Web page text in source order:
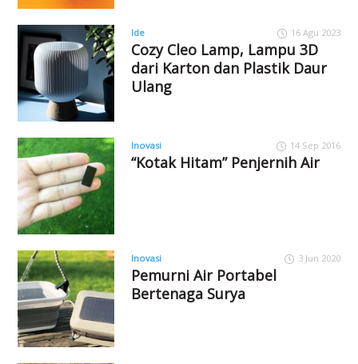
Ide 16 Agu 2023
Cozy Cleo Lamp, Lampu 3D
dari Karton dan Plastik Daur
Ulang
Inovasi 14 Sep 2016
“Kotak Hitam” Penjernih Air
Inovasi 3 Jun 2020
Pemurni Air Portabel
Bertenaga Surya